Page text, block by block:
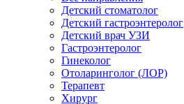
Детский стоматолог
Детский гастроэнтеролог
Детский врач УЗИ
Гастроэнтеролог
Гинеколог
Отоларинголог (ЛОР)
Терапевт
Хирург